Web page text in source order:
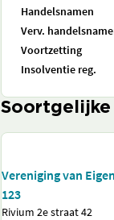
Handelsnamen
Verv.
Voortzetting
Insolventie reg.
Vereniging van
123
Rivium 2e straat 42